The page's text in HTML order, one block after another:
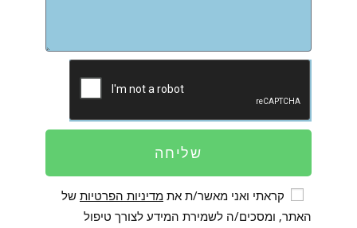
שליחה
קראתי ואני מאשר/ת את מדיניות הפרטיות של
האתר, ומסכים/ה לשמירת המידע לצורך טיפול